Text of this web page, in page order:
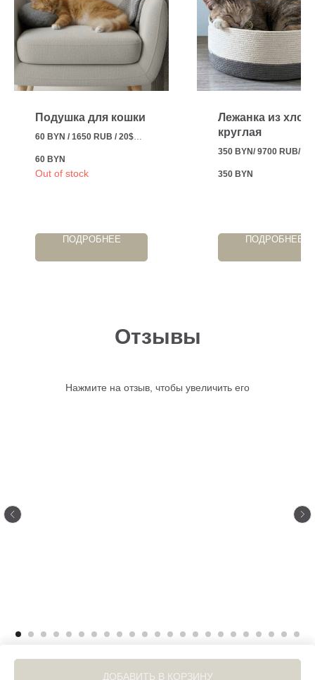
ДОБАВИТЬ В КОРЗИНУ
Подушка для кошки
60 BYN / 1650 RUB / 20$
60 BYN
Out of stock
ПОДРОБНЕЕ
Лежанка из
круглая
350 BYN/ 9700 RUB/
универсальная
350 BYN
ПОДРОБНЕЕ
Отзывы
Нажмите на отзыв, чтобы увеличить его